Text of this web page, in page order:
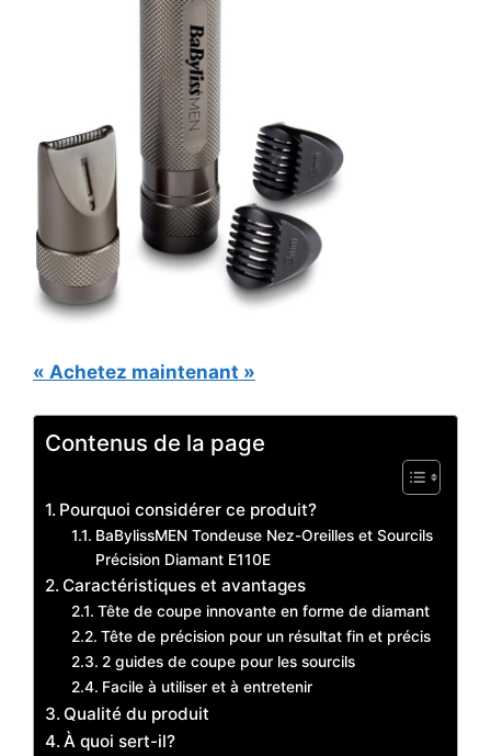
« Achetez maintenant »
Contenus de la page
Pourquoi considérer ce produit?
BaBylissMEN Tondeuse Nez-Oreilles et Sourcils
Précision Diamant E110E
Caractéristiques et avantages
Tête de coupe innovante en forme de diamant
Tête de précision pour un résultat fin et précis
2 guides de coupe pour les sourcils
Facile à utiliser et à entretenir
Qualité du produit
À quoi sert-il?